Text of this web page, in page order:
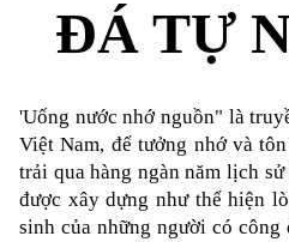
ĐÁ TỰ
'Uống nước nhớ nguồn" là
Việt Nam, để tưởng nhớ và
trải qua hàng ngàn năm lịch
được xây dựng như thể hiện
sinh của những người có